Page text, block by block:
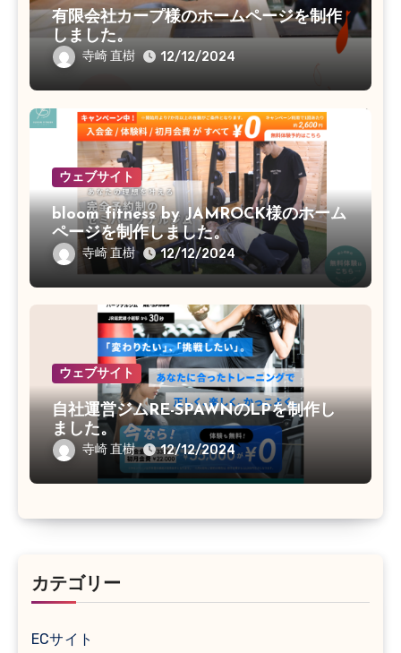
有限会社カープ様のホームページを制作
しました。
寺崎 直樹 12/12/2024
ウェブサイト
bloom fitness by JAMROCK様のホーム
ページを制作しました。
寺崎 直樹 12/12/2024
ウェブサイト
自社運営ジムRE-SPAWNのLPを制作し
ました。
寺崎 直樹 12/12/2024
カテゴリー
ECサイト